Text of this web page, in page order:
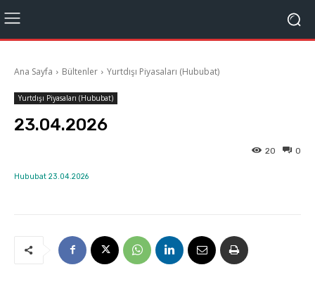
Ana Sayfa Bültenler Yurtdışı Piyasaları (Hububat)
Yurtdışı Piyasaları (Hububat)
23.04.2026
0
20
Hububat 23.04.2026